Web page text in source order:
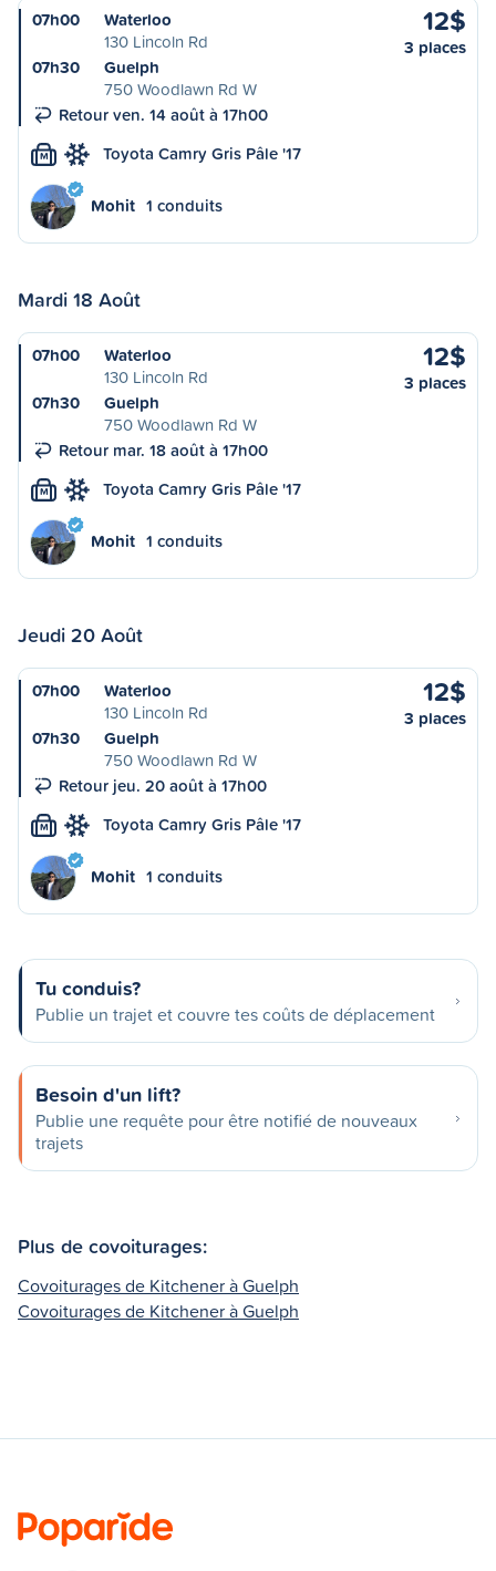
07h00
Waterloo
130 Lincoln Rd
07h30
Guelph
750 Woodlawn Rd W
Retour ven. 14 août à 17h00
12$
3 places
M Toyota Camry Gris Pâle '17
Mohit 1 conduits
Mardi 18 Août
07h00
Waterloo
130 Lincoln Rd
07h30
Guelph
750 Woodlawn Rd W
Retour mar. 18 août à 17h00
12$
3 places
M Toyota Camry Gris Pâle '17
Mohit 1 conduits
Jeudi 20 Août
07h00
Waterloo
130 Lincoln Rd
07h30
Guelph
750 Woodlawn Rd W
Retour jeu. 20 août à 17h00
12$
3 places
M Toyota Camry Gris Pâle '17
Mohit 1 conduits
Tu conduis?
Publie un trajet et couvre tes coûts de déplacement
Besoin d'un lift?
Publie une requête pour être notifié de nouveaux
trajets
Plus de covoiturages:
Covoiturages de Kitchener à Guelph
Covoiturages de Kitchener à Guelph